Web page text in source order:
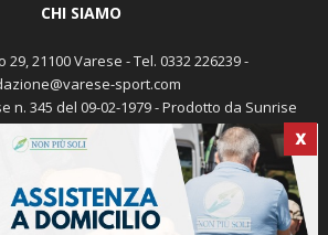
X
CHI SIAMO
29, 21100 Varese - Tel. 0332 226239 -
sport.com
n. 345 del 09-02-1979 - Prodotto da Sunrise
Michele Marocco -Cookie policy
Pubblicità
redazione@varese-sport.com